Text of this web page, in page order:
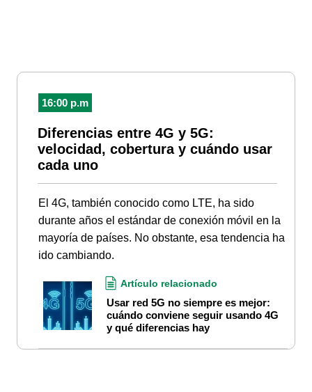
16:00 p.m
Diferencias entre 4G y 5G:
velocidad, cobertura y cuándo usar
cada uno
El 4G, también conocido como LTE, ha sido
durante años el estándar de conexión móvil en la
mayoría de países. No obstante, esa tendencia ha
ido cambiando.
Artículo relacionado
Usar red 5G no siempre es mejor:
cuándo conviene seguir usando 4G
y qué diferencias hay